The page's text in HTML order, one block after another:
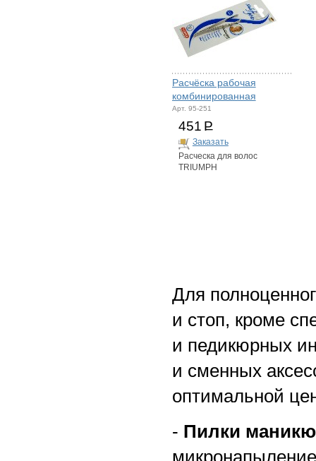
Расчёска рабочая
комбинированная
Арт. 95-251
451 Р
Заказать
Расческа для волос
TRIUMPH
Для
и стоп, кроме
и педикюрных
и сменных
оптимальной
- Пилки